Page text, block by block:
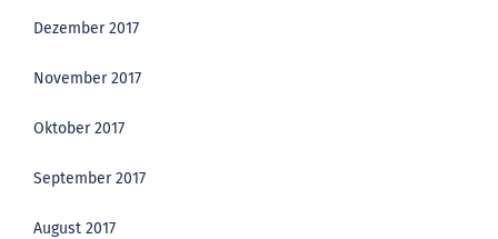
Dezember 2017
November 2017
Oktober 2017
September 2017
August 2017